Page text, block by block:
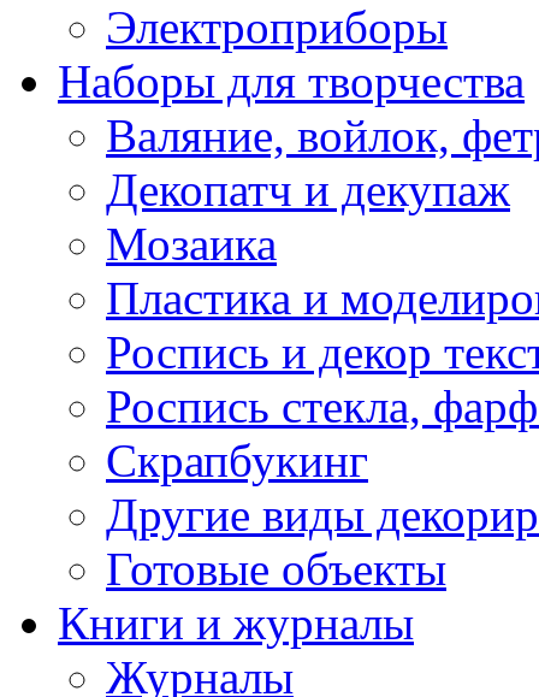
Электроприборы
Наборы для творчества
Валяние, войлок,
Декопатч и декупаж
Мозаика
Пластика и
Роспись и декор
Роспись стекла,
Скрапбукинг
Другие виды
Готовые объекты
Книги и журналы
Журналы